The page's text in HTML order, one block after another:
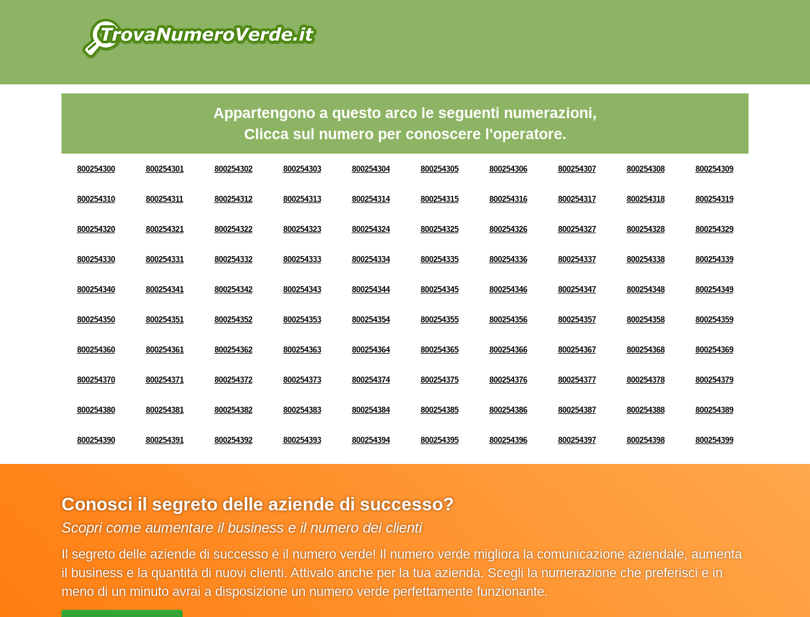
Appartengono a questo arco le seguenti numerazioni,
Clicca sul numero per conoscere l'operatore.
800254300 800254301 800254302 800254303 800254304 800254305 800254306 800254307 800254308 800254309
800254310 800254311 800254312 800254313 800254314 800254315 800254316 800254317 800254318 800254319
800254320 800254321 800254322 800254323 800254324 800254325 800254326 800254327 800254328 800254329
800254330 800254331 800254332 800254333 800254334 800254335 800254336 800254337 800254338 800254339
800254340 800254341 800254342 800254343 800254344 800254345 800254346 800254347 800254348 800254349
800254350 800254351 800254352 800254353 800254354 800254355 800254356 800254357 800254358 800254359
800254360 800254361 800254362 800254363 800254364 800254365 800254366 800254367 800254368 800254369
800254370 800254371 800254372 800254373 800254374 800254375 800254376 800254377 800254378 800254379
800254380 800254381 800254382 800254383 800254384 800254385 800254386 800254387 800254388 800254389
800254390 800254391 800254392 800254393 800254394 800254395 800254396 800254397 800254398 800254399
Conosci il segreto delle aziende di successo?
Scopri come aumentare il business e il numero dei clienti
Il segreto delle aziende di successo è il numero verde! Il numero verde migliora la comunicazione aziendale, aumenta
il business e la quantità di nuovi clienti. Attivalo anche per la tua azienda. Scegli la numerazione che preferisci e in
meno di un minuto avrai a disposizione un numero verde perfettamente funzionante.